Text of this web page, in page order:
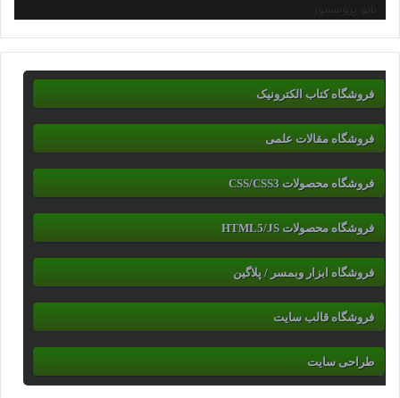
نانو پروسسور
فروشگاه کتاب الکترونیک
فروشگاه مقالات علمی
فروشگاه محصولات CSS/CSS3
فروشگاه محصولات HTML5/JS
فروشگاه ابزار وبمسر / پلاگین
فروشگاه قالب سایت
طراحی سایت